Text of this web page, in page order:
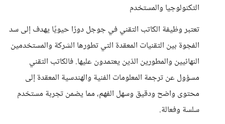
التكنولوجيا والمستخدم
تعتبر وظيفة الكاتب التقني في جوجل دورًا حيويًا يهدف إلى سد
الفجوة بين التقنيات المعقدة التي تطورها الشركة والمستخدمين
النهائيين والمطورين الذين يعتمدون عليها. فالكاتب التقني
مسؤول عن ترجمة المعلومات الفنية والهندسية المعقدة إلى
محتوى واضح ودقيق وسهل الفهم، مما يضمن تجربة مستخدم
سلسة وفعالة.